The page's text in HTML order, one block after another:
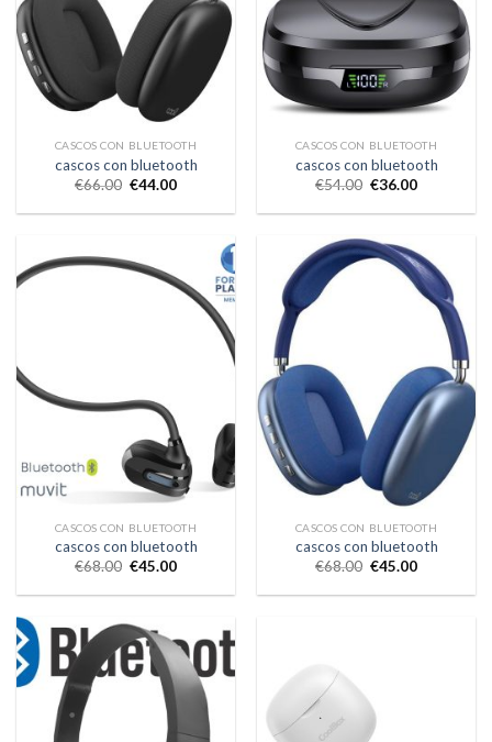
CASCOS CON BLUETOOTH
cascos con bluetooth
€66.00 €44.00
CASCOS CON BLUETOOTH
cascos con bluetooth
€54.00 €36.00
CASCOS CON BLUETOOTH
cascos con bluetooth
€68.00 €45.00
CASCOS CON BLUETOOTH
cascos con bluetooth
€68.00 €45.00